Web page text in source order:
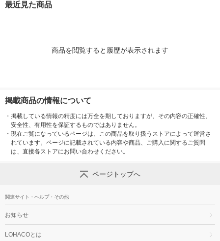
最近見た商品
商品を閲覧すると履歴が表示されます
掲載商品の情報について
・ 掲載している情報の精度には万全を期しておりますが、その内容の正確性、
安全性、有用性を保証するものではありません。
・ 現在ご覧になっているページは、この商品を取り扱うストアによって運営さ
れています。ページに記載されている内容や商品、ご購入に関するご質問
は、直接各ストアにお問い合わせください。
ページトップへ
関連サイト・ヘルプ・その他
お知らせ
LOHACOとは